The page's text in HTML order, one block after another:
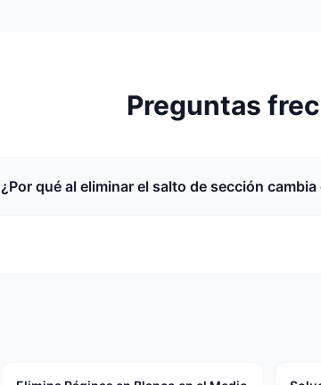
Preguntas
¿Por qué al eliminar el salto de sección